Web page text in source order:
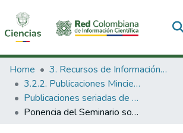
Communities & Collections
All of DSpace
Statistics
Home
3. Recursos de Información Científica y Tecnológica
3.2.2. Publicaciones Minciencias
Publicaciones seriadas de Minciencias
Ponencia del Seminario sobre instrumentos jurídicos y financieros del Sistema Nacional de Ciencia y Tecnología. Crónica sobre la investigación en salud en Colombia